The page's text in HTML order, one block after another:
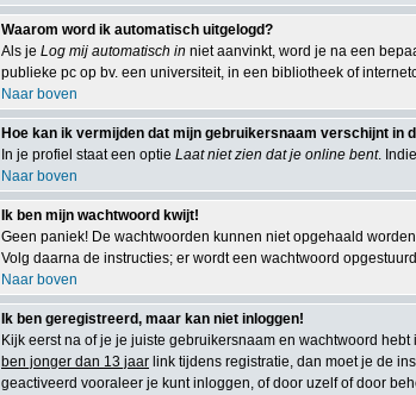
Waarom word ik automatisch uitgelogd?
Als je Log mij automatisch in niet aanvinkt, word je na een
publieke pc op bv. een universiteit, in een bibliotheek of
Naar boven
Hoe kan ik vermijden dat mijn gebruikersnaam verschijnt in
In je profiel staat een optie Laat niet zien dat je online bent.
Naar boven
Ik ben mijn wachtwoord kwijt!
Geen paniek! De wachtwoorden kunnen niet opgehaald
Volg daarna de instructies; er wordt een wachtwoord
Naar boven
Ik ben geregistreerd, maar kan niet inloggen!
Kijk eerst na of je je juiste gebruikersnaam en wachtwoord
ben jonger dan 13 jaar link tijdens registratie, dan moet je de
geactiveerd vooraleer je kunt inloggen, of door uzelf of door